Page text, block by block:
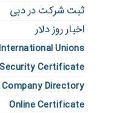
ثبت شرکت در دبی
اخبار روز دلار
Unions
Certificate
Company Directory
Online Certificate